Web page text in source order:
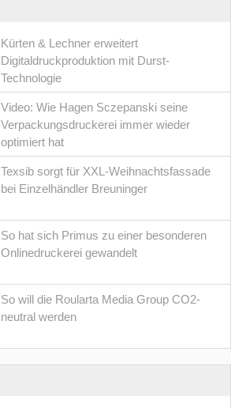
Kürten & Lechner erweitert
Digitaldruckproduktion mit Durst-
Technologie
Video: Wie Hagen Sczepanski seine
Verpackungsdruckerei immer wieder
optimiert hat
Texsib sorgt für XXL-Weihnachtsfassade
bei Einzelhändler Breuninger
So hat sich Primus zu einer besonderen
Onlinedruckerei gewandelt
So will die Roularta Media Group CO2-
neutral werden